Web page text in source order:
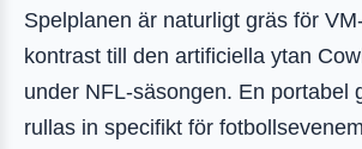
Spelplanen är naturligt gräs för
kontrast till den artificiella ytan
under NFL-säsongen. En portabel
rullas in specifikt för